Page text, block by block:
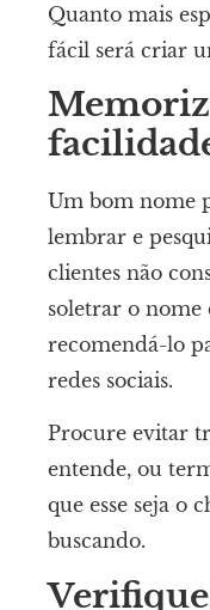
Quanto mais
fácil será criar
Um bom nome
lembrar e
clientes não
soletrar o nome
recomendá-lo
redes sociais.
Procure evitar
entende, ou
que esse seja o
buscando.
Verifique